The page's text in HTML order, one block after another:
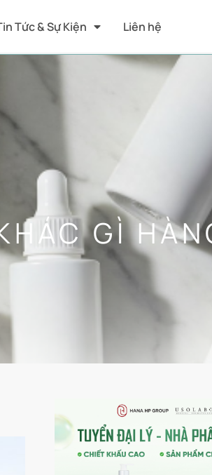
Tức & Sự Kiện Liên hệ
GÌ